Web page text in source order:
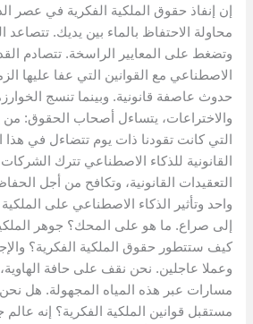
إن إنفاذ حقوق الملكية الفكرية في عصر
محاولة الاحتفاظ بالماء بين يديك. تتصاعد
وتضغط على المعايير الراسخة. تتصادم
الاصطناعي مع القوانين التي عفا عليها
حدوث عاصفة قانونية. وبينما تنسج
والاختراعات، يتساءل أصحاب الحقوق: من
التي كانت تقودنا ذات يوم تتضاءل في هذا
القانونية للذكاء الاصطناعي تترك
التعقيدات القانونية، وتكافح من أجل
واحد وتأثير الذكاء الاصطناعي على
إلى صراع. ما هو على المحك؟ جوهر الملكية
كيف ستتطور حقوق الملكية الفكرية؟
وعملا عاجلين. نحن نقف على حافة
مسارات عبر هذه المياه المجهولة. هل
مستقبل قوانين الملكية الفكرية؟ إنه